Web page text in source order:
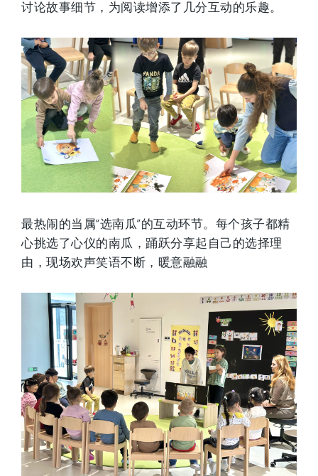
讨论故事细节，为阅读增添了几分互动的乐趣。
最热闹的当属“选南瓜”的互动环节。每个孩子都精
心挑选了心仪的南瓜，踊跃分享起自己的选择理
由，现场欢声笑语不断，暖意融融